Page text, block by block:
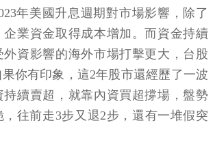
年美國升息週期對市場影響，除了
業資金取得成本增加。而資金持續
外資影響的海外市場打擊更大，台股
你有印象，這2年股市還經歷了一波
持續賣超，就靠內資買超撐場，盤勢
往前走3步又退2步，還有一堆假突